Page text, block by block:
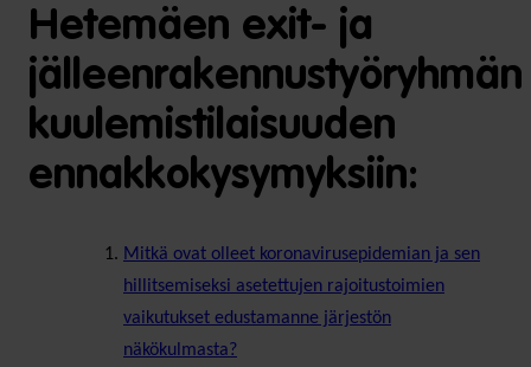
Hetemäen exit- ja
jälleenrakennustyöryhmän
kuulemistilaisuuden
ennakkokysymyksiin:
Mitkä ovat olleet koronavirusepidemian ja sen
hillitsemiseksi asetettujen rajoitustoimien
vaikutukset edustamanne järjestön
näkökulmasta?